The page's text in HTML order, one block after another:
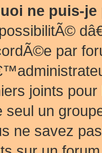
ne puis-
par
joints
seul un
ne savez